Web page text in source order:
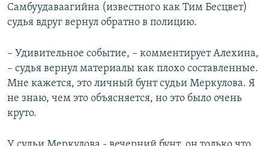
Самбуудаваагийна (известного как Тим Бесцвет)
судья вдруг вернул обратно в полицию.
– Удивительное событие, – комментирует Алехина,
– судья вернул материалы как плохо составленные.
Мне кажется, это личный бунт судьи Меркулова. Я
не знаю, чем это объясняется, но это было очень
круто.